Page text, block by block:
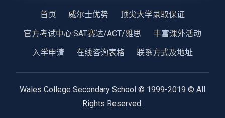
首页 威尔士优势
顶尖大学录取保证
官方考试中心:SAT赛达/ACT/雅思
丰富课外活动
入学申请
在线咨询表格 联系方式及地址
Wales College Secondary School © 1999-2019 © All
Rights Reserved.